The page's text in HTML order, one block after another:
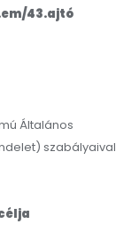
43.ajtó
Általános
szabályaival